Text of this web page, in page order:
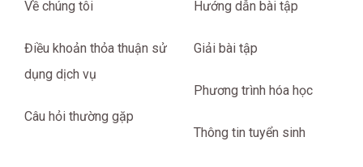
Về chúng tôi
Điều khoản thỏa thuận sử
dụng dịch vụ
Câu hỏi thường gặp
Hướng dẫn bài tập
Giải bài tập
Phương trình hóa học
Thông tin tuyển sinh